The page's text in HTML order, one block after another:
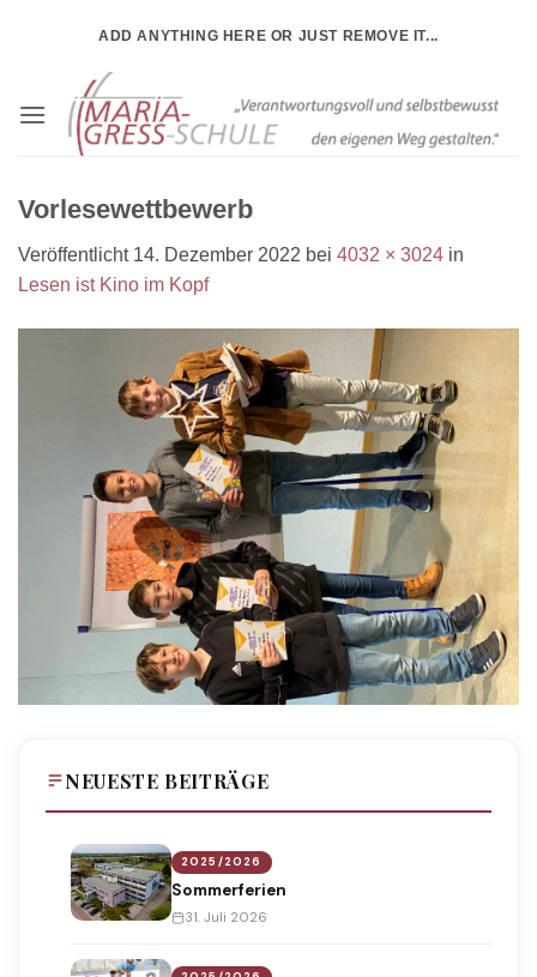
ADD ANYTHING HERE OR JUST REMOVE IT...
Vorlesewettbewerb
Veröffentlicht 14. Dezember 2022 bei 4032 × 3024 in
Lesen ist Kino im Kopf
NEUESTE BEITRÄGE
2025/2026
Sommerferien
31. Juli 2026